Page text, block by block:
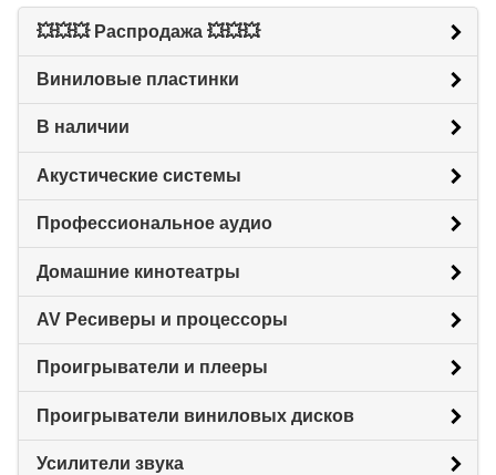
💥💥💥 Распродажа 💥💥💥
Виниловые пластинки
В наличии
Акустические системы
Профессиональное аудио
Домашние кинотеатры
AV Ресиверы и процессоры
Проигрыватели и плееры
Проигрыватели виниловых дисков
Усилители звука